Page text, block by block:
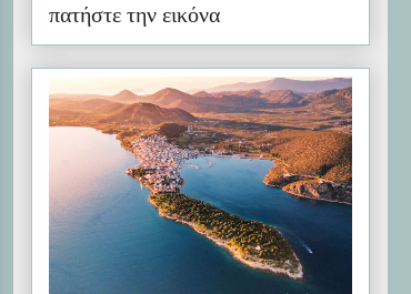
πατήστε την εικόνα